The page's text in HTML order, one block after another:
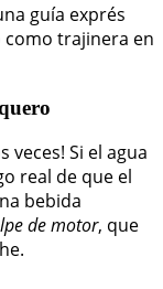
guía exprés
trajinera en
veces! Si el agua
real de que el
bebida
de motor, que